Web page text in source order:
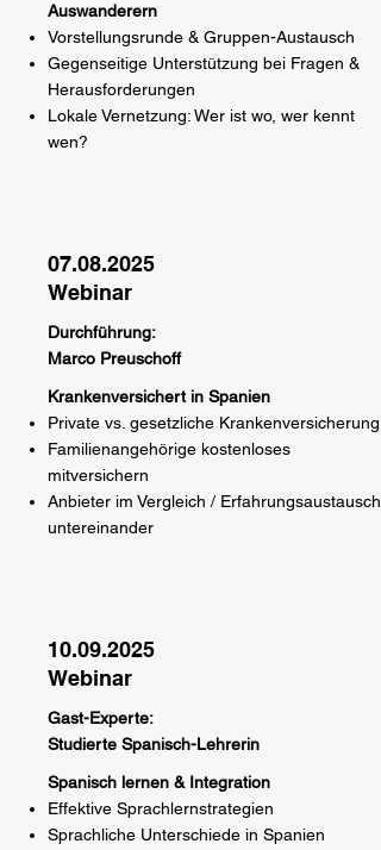
Auswanderern
Vorstellungsrunde & Gruppen-Austausch
Gegenseitige Unterstützung bei Fragen &
Herausforderungen
Lokale Vernetzung: Wer ist wo, wer kennt
wen?
07.08.2025
Webinar
Durchführung:
Marco Preuschoff
Krankenversichert in Spanien
Private vs. gesetzliche Krankenversicherung
Familienangehörige kostenloses
mitversichern
Anbieter im Vergleich / Erfahrungsaustausch
untereinander
10.09.2025
Webinar
Gast-Experte:
Studierte Spanisch-Lehrerin
Spanisch lernen & Integration
Effektive Sprachlernstrategien
Sprachliche Unterschiede in Spanien